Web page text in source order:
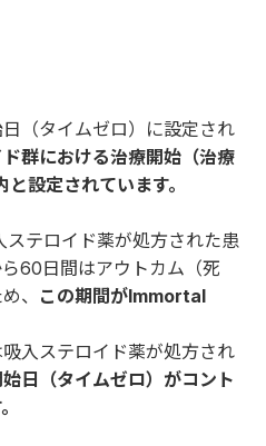
（タイムゼロ）に設定され
群における治療開始（治療
設定されています。
テロイド薬が処方された患
60日間はアウトカム（死
、 この期間がImmortal
入ステロイド薬が処方され
日（タイムゼロ）がコント